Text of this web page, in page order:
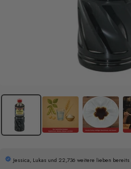
Jessica, Lukas und 22,736 weitere lieben bereits